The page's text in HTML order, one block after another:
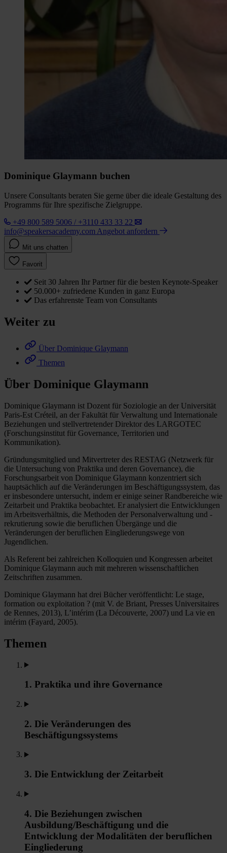
Dominique Glaymann buchen
Unsere Consultants beraten Sie gerne über die ideale Gestaltung des
Programms für Ihre spezifische Zielgruppe.
+49 800 589 5006 / +3110 433 33 22
info@speakersacademy.com Angebot anfordern
Mit uns chatten
Favorit
Seit 30 Jahren Ihr Partner für die besten Keynote-Speaker
50.000+ zufriedene Kunden in ganz Europa
Das erfahrenste Team von Consultants
Weiter zu
Über Dominique Glaymann
Themen
Über Dominique Glaymann
Dominique Glaymann ist Dozent für Soziologie an der Universität
Paris-Est Créteil, an der Fakultät für Verwaltung und Internationale
Beziehungen und stellvertretender Direktor des LARGOTEC
(Forschungsinstitut für Governance, Territorien und
Kommunikation).
Gründungsmitglied und Mitvertreter des RESTAG (Netzwerk für
die Untersuchung von Praktika und deren Governance), die
Forschungsarbeit von Dominique Glaymann konzentriert sich
hauptsächlich auf die Veränderungen im Beschäftigungssystem, das
er insbesondere untersucht, indem er einige seiner Randbereiche wie
Zeitarbeit und Praktika beobachtet. Er analysiert die Entwicklungen
im Arbeitsverhältnis, die Methoden der Personalverwaltung und -
rekrutierung sowie die beruflichen Übergänge und die
Veränderungen der beruflichen Eingliederungswege von
Jugendlichen.
Als Referent bei zahlreichen Kolloquien und Kongressen arbeitet
Dominique Glaymann auch mit mehreren wissenschaftlichen
Zeitschriften zusammen.
Dominique Glaymann hat drei Bücher veröffentlicht: Le stage,
formation ou exploitation ? (mit V. de Briant, Presses Universitaires
de Rennes, 2013), L’intérim (La Découverte, 2007) und La vie en
intérim (Fayard, 2005).
Themen
1. Praktika und ihre Governance
2. Die Veränderungen des
Beschäftigungssystems
3. Die Entwicklung der Zeitarbeit
4. Die Beziehungen zwischen
Ausbildung/Beschäftigung und die
Entwicklung der Modalitäten der beruflichen
Eingliederung